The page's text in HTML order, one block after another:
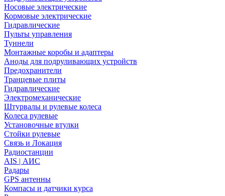
Носовые электрические
Кормовые электрические
Гидравлические
Пульты управления
Туннели
Монтажные коробы и адаптеры
Аноды для подруливающих устройств
Предохранители
Транцевые плиты
Гидравлические
Электромеханические
Штурвалы и рулевые колеса
Колеса рулевые
Установочные втулки
Стойки рулевые
Связь и Локация
Радиостанции
AIS | АИС
Радары
GPS антенны
Компасы и датчики курса